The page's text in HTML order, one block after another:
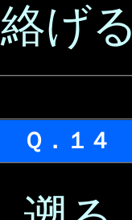
絡げる
Ｑ．１４